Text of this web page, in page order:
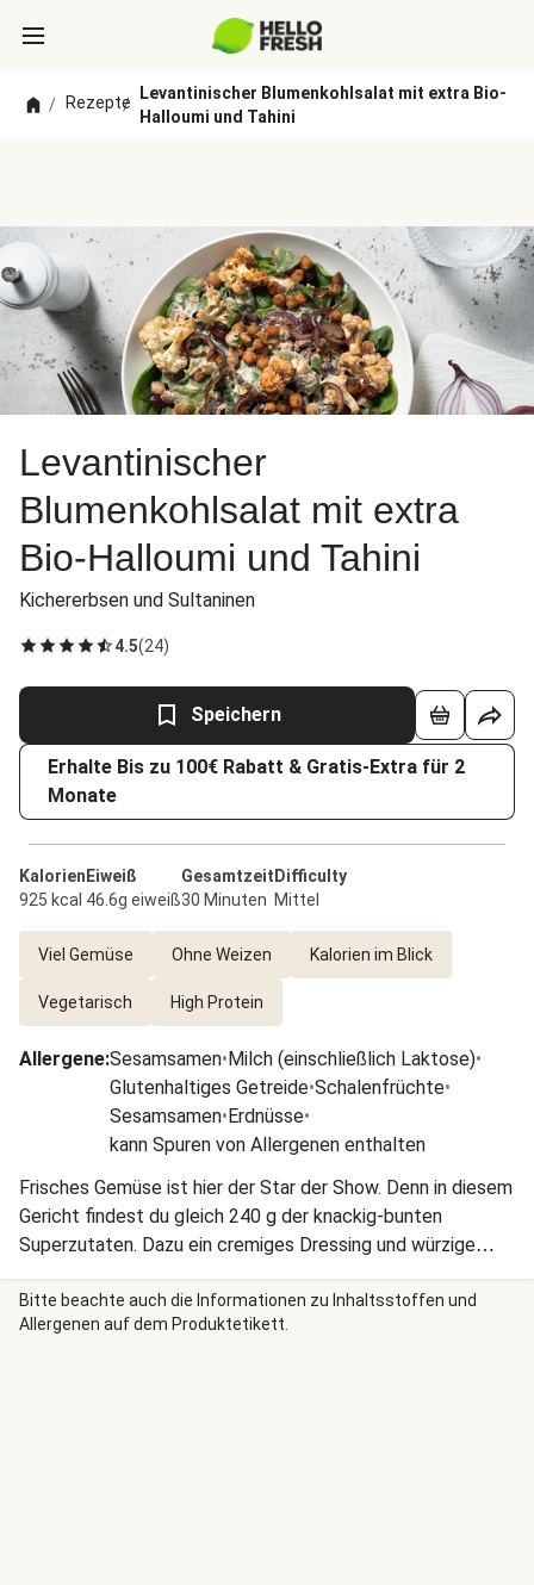
/ Rezepte
/
Levantinischer Blumenkohlsalat mit extra Bio-
Halloumi und Tahini
Levantinischer
Blumenkohlsalat mit extra
Bio-Halloumi und Tahini
Kichererbsen und Sultaninen
4.5(24)
Speichern
Erhalte Bis zu 100€ Rabatt & Gratis-Extra für 2
Monate
Kalorien
925 kcal
Eiweiß
46.6g eiweiß
Gesamtzeit
30 Minuten
Difficulty
Mittel
Viel Gemüse Ohne Weizen Kalorien im Blick
Vegetarisch High Protein
Allergene:Sesamsamen•Milch (einschließlich Laktose)•
Glutenhaltiges Getreide•Schalenfrüchte•
Sesamsamen•Erdnüsse•
kann Spuren von Allergenen enthalten
Frisches Gemüse ist hier der Star der Show. Denn in diesem
Gericht findest du gleich 240 g der knackig-bunten
Superzutaten. Dazu ein cremiges Dressing und würzige
Toppings – was will man mehr?
Bitte beachte auch die Informationen zu Inhaltsstoffen und
Allergenen auf dem Produktetikett.